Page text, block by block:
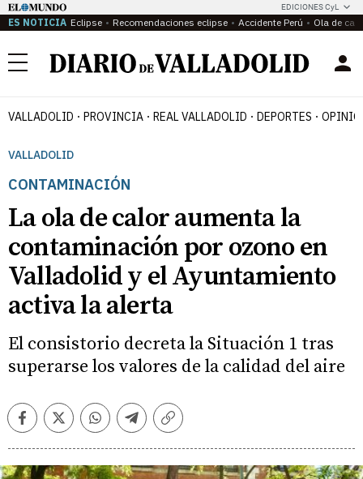
EDICIONES CyL
ES NOTICIA Eclipse Recomendaciones eclipse Accidente Perú Ola de
Menú
VALLADOLID PROVINCIA REAL VALLADOLID DEPORTES
VALLADOLID
CONTAMINACIÓN
La ola de calor aumenta la
contaminación por ozono en
Valladolid y el Ayuntamiento
activa la alerta
El consistorio decreta la Situación 1 tras
superarse los valores de la calidad del aire
FacebookTwitterWhatsappTelegramCopiar